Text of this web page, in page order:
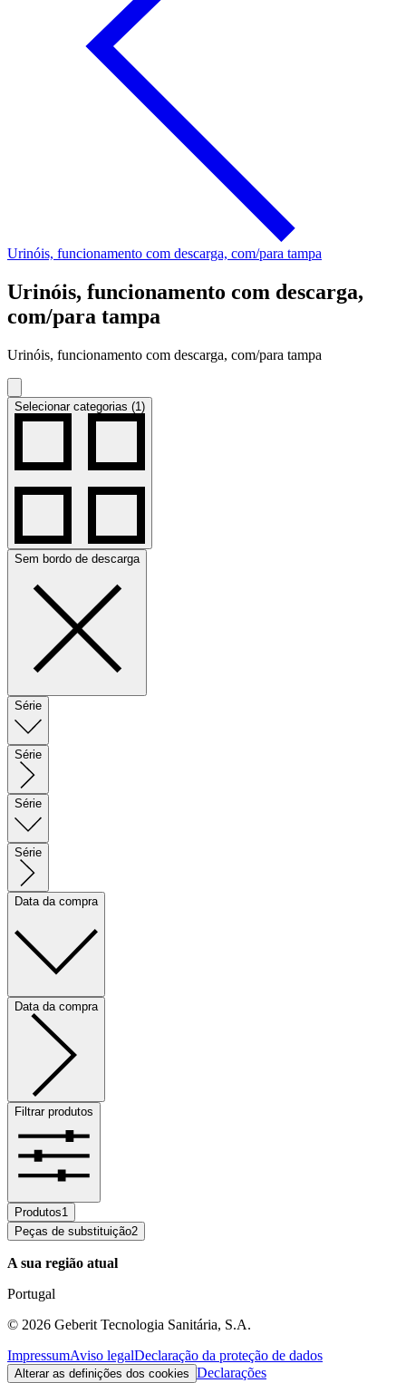
Urinóis, funcionamento com descarga, com/para tampa
Urinóis, funcionamento com descarga,
com/para tampa
Urinóis, funcionamento com descarga, com/para tampa
Selecionar categorias (1)
Sem bordo de descarga
Série
Série
Série
Série
Data da compra
Data da compra
Filtrar produtos
Produtos1
Peças de substituição2
A sua região atual
Portugal
© 2026 Geberit Tecnologia Sanitária, S.A.
ImpressumAviso legalDeclaração da proteção de dados
Alterar as definições dos cookies Declarações